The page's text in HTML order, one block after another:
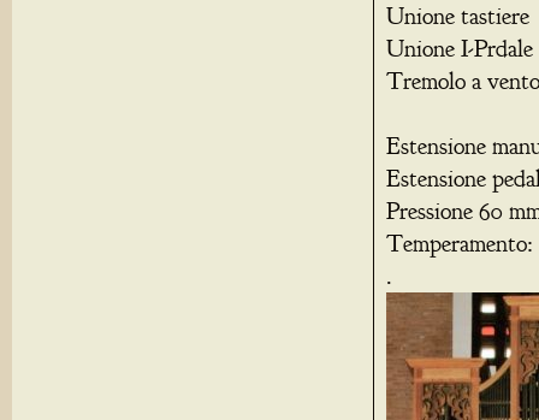
Unione tastiere
Unione I-Prdale
Tremolo a
Estensione
Estensione
Pressione 60
.